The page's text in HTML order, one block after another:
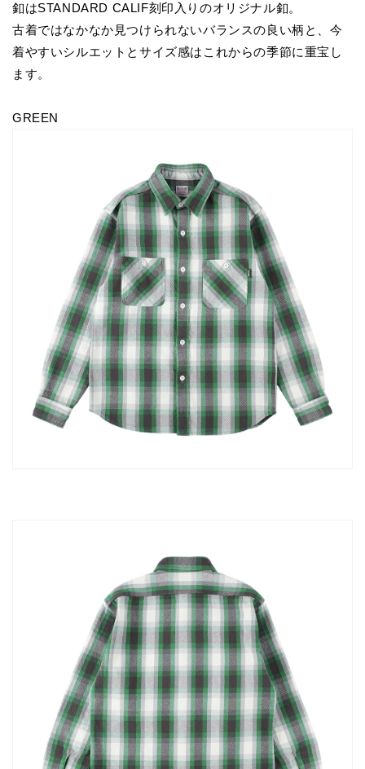
釦はSTANDARD CALIF刻印入りのオリジナル釦。
古着ではなかなか見つけられないバランスの良い柄と、今
着やすいシルエットとサイズ感はこれからの季節に重宝し
ます。
GREEN